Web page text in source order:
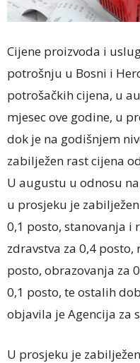
Cijene proizvoda i
potrošnju u Bosni i
potrošačkih cijena, u
mjesec ove godine, u
dok je na godišnjem
zabilježen rast cijena
U augustu u odnosu
u prosjeku je
0,1 posto, stanovanja i
zdravstva za 0,4
posto, obrazovanja za
0,1 posto, te ostalih
objavila je Agencija za
U prosjeku je